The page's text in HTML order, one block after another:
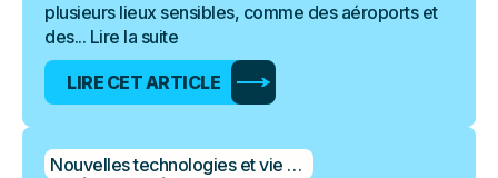
plusieurs lieux sensibles, comme des aéroports et
des... Lire la suite
LIRE CET ARTICLE
Nouvelles technologies et vie privée